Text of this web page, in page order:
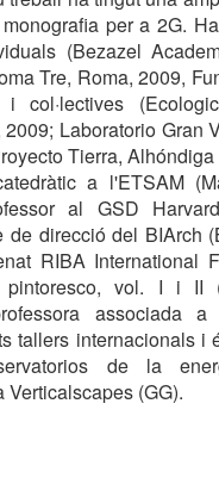
per a 2G.
(Bezazel
Tre, Roma, 2009,
col·lectives
Laboratorio Gran
Tierra,
a l'ETSAM
al GSD
de direcció del BIArch
RIBA International
vol. I i II
associada a
tallers internacionals i
de la
(GG).